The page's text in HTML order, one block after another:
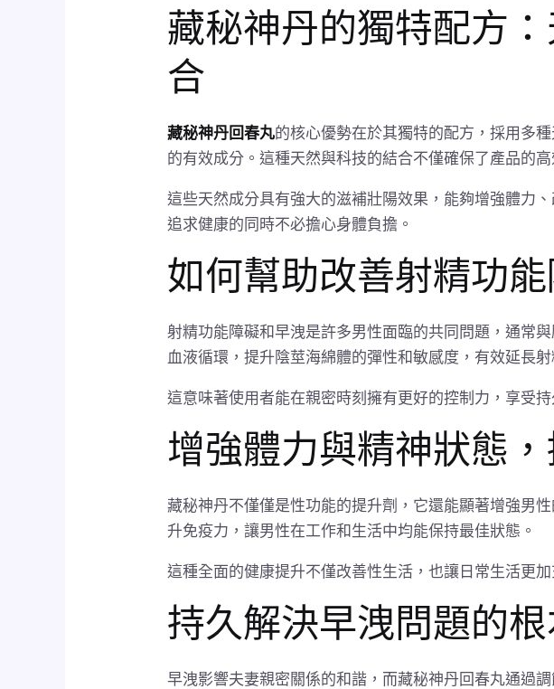
藏秘神丹的獨特配方
合
藏秘神丹回春丸的核心優勢在於其獨特的配方，採用多
的有效成分。這種天然與科技的結合不僅確保了產品的
這些天然成分具有強大的滋補壯陽效果，能夠增強體力
追求健康的同時不必擔心身體負擔。
如何幫助改善射精功
射精功能障礙和早洩是許多男性面臨的共同問題，通常
血液循環，提升陰莖海綿體的彈性和敏感度，有效延長射
這意味著使用者能在親密時刻擁有更好的控制力，享受
增強體力與精神狀態
藏秘神丹不僅僅是性功能的提升劑，它還能顯著增強男
升免疫力，讓男性在工作和生活中均能保持最佳狀態。
這種全面的健康提升不僅改善性生活，也讓日常生活更
持久解決早洩問題的
早洩影響夫妻親密關係的和諧，而藏秘神丹回春丸通過